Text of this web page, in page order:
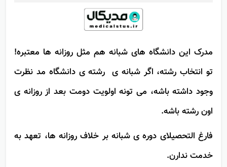
مدرک این دانشگاه های شبانه هم مثل روزانه ها معتبره!
تو انتخاب رشته، اگر شبانه ی رشته ی دانشگاه مد نظرت
وجود داشته باشه، می تونه اولویت دومت بعد از روزانه ی
اون رشته باشه.
فارغ التحصیلای دوره ی شبانه بر خلاف روزانه ها، تعهد به